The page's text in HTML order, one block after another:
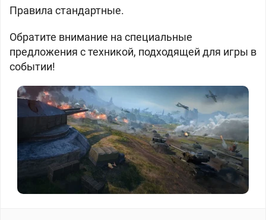
Правила стандартные.
Обратите внимание на специальные
предложения с техникой, подходящей для игры в
событии!